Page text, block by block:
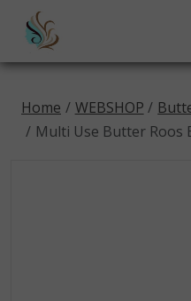
Home WEBSHOP
Multi Use Butter Roos